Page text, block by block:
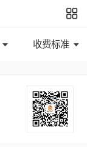
收费标准